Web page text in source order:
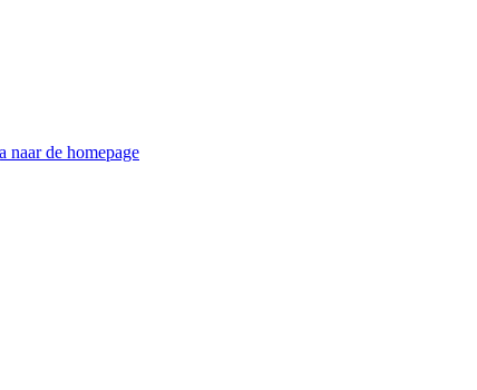
naar de homepage